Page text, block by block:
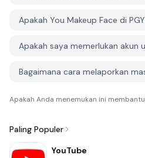
Apakah Anda menemukan ini membantu
Paling Populer
YouTube